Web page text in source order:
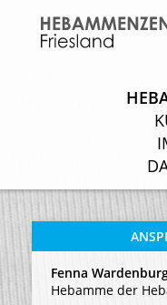
Fenna
Hebamme der